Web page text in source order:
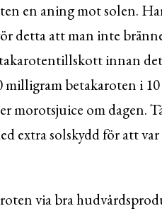
en aning mot solen.
detta att man inte
innan
milligram betakaroten i
morotsjuice om dagen.
extra solskydd för att
via bra